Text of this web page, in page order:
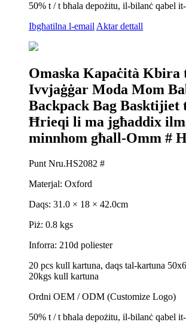
50% t / t bħala depożitu, il-bilanċ qabel
Ibgħatilna l-email Aktar dettall
Omaska ​​Kapaċità Kbira
Ivvjaġġar Moda Mom
Backpack Bag Basktijiet
Ħrieqi li ma jgħaddix
minnhom għall-Omm #
Punt Nru.HS2082 #
Materjal: Oxford
Daqs: 31.0 × 18 × 42.0cm
Piż: 0.8 kgs
Inforra: 210d poliester
20 pcs kull kartuna, daqs tal-kartuna
20kgs kull kartuna
Ordni OEM / ODM (Customize Logo)
50% t / t bħala depożitu, il-bilanċ qabel